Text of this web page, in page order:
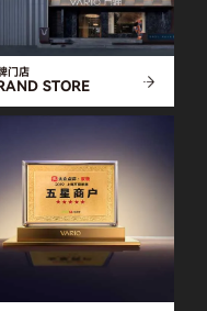
门店
STORE